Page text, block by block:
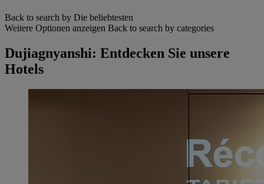
Back to search by Die beliebtesten
Weitere Optionen anzeigen Back to search by categories
Dujiagnyanshi: Entdecken Sie unsere
Hotels